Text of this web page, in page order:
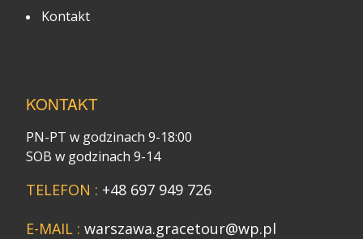
Kontakt
KONTAKT
PN-PT w godzinach 9-18:00
SOB w godzinach 9-14
TELEFON : +48 697 949 726
E-MAIL : warszawa.gracetour@wp.pl